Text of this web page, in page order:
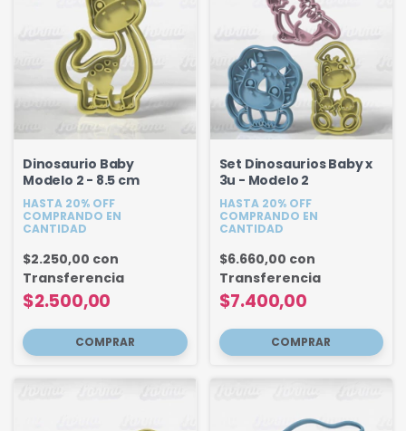
Dinosaurio Baby
Modelo 2 - 8.5 cm
HASTA 20% OFF
COMPRANDO EN
CANTIDAD
$2.500,00
$2.250,00 con
Transferencia
Set Dinosaurios Baby x
3u - Modelo 2
HASTA 20% OFF
COMPRANDO EN
CANTIDAD
$7.400,00
$6.660,00 con
Transferencia